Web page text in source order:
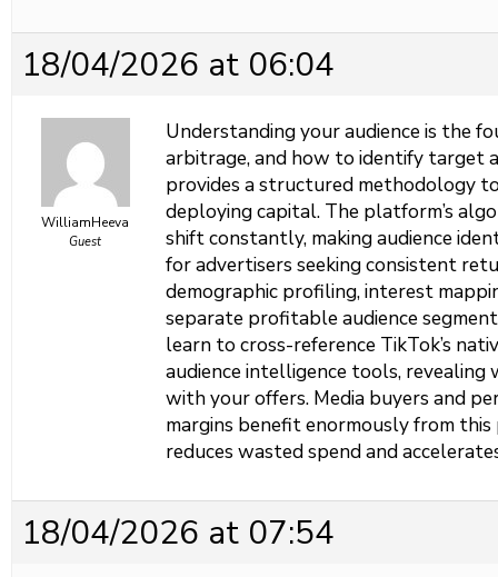
18/04/2026 at 06:04
WilliamHeeva
Guest
Understanding your audience is the
arbitrage, and how to identify target
provides a structured methodology
deploying capital. The platform’s
shift constantly, making audience
for advertisers seeking consistent
demographic profiling, interest
separate profitable audience
learn to cross-reference TikTok’s
audience intelligence tools, revealing
with your offers. Media buyers and
margins benefit enormously from
reduces wasted spend and
18/04/2026 at 07:54